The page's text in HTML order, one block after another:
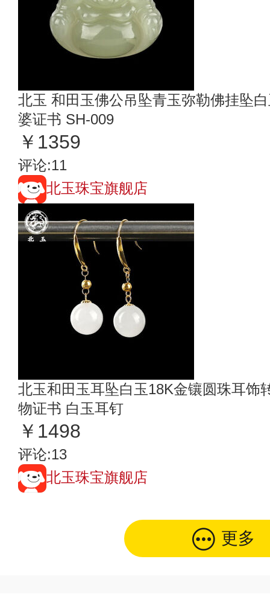
北玉 和田玉佛公吊坠青玉弥勒佛挂坠
婆证书 SH-009
￥1359
评论:11
北玉珠宝旗舰店
北玉和田玉耳坠白玉18K金镶圆珠耳饰
物证书 白玉耳钉
￥1498
评论:13
北玉珠宝旗舰店
更多